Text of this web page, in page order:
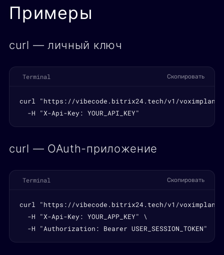
Примеры
curl — личный ключ
Terminal Скопировать
curl "https://vibecode.bitrix24.tech/v1/
  -H "X-Api-Key: YOUR_API_KEY"
curl — OAuth-приложение
Terminal Скопировать
curl "https://vibecode.bitrix24.tech/v1/
  -H "X-Api-Key: YOUR_APP_KEY" \
  -H "Authorization: Bearer USER_SESSION_TOKEN"